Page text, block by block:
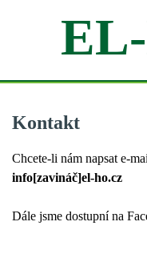
Kontakt
Chcete-li nám napsat e-
info[zavináč]el-ho.cz
Dále jsme dostupní na